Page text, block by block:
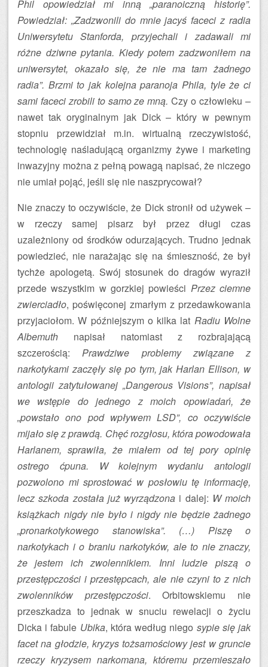
Phil opowiedział mi inną „paranoiczną historię”.
Powiedział: „Zadzwonili do mnie jacyś faceci z radia
Uniwersytetu Stanforda, przyjechali i zadawali mi
różne dziwne pytania. Kiedy potem zadzwoniłem na
uniwersytet, okazało się, że nie ma tam żadnego
radia”. Brzmi to jak kolejna paranoja Phila, tyle że ci
sami faceci zrobili to samo ze mną. Czy o człowieku –
nawet tak oryginalnym jak Dick – który w pewnym
stopniu przewidział m.in. wirtualną rzeczywistość,
technologię naśladującą organizmy żywe i marketing
inwazyjny można z pełną powagą napisać, że niczego
nie umiał pojąć, jeśli się nie naszprycował?
Nie znaczy to oczywiście, że Dick stronił od używek –
w rzeczy samej pisarz był przez długi czas
uzależniony od środków odurzających. Trudno jednak
powiedzieć, nie narażając się na śmieszność, że był
tychże apologetą. Swój stosunek do dragów wyraził
przede wszystkim w gorzkiej powieści Przez ciemne
zwierciadło, poświęconej zmarłym z przedawkowania
przyjaciołom. W późniejszym o kilka lat Radiu Wolne
Albemuth napisał natomiast z rozbrajającą
szczerością:Prawdziwe problemy związane z
narkotykami zaczęły się po tym, jak Harlan Ellison, w
antologii zatytułowanej „Dangerous Visions”, napisał
we wstępie do jednego z moich opowiadań, że
„powstało ono pod wpływem LSD”, co oczywiście
mijało się z prawdą. Chęć rozgłosu, która powodowała
Harlanem, sprawiła, że miałem od tej pory opinię
ostrego ćpuna. W kolejnym wydaniu antologii
pozwolono mi sprostować w posłowiu tę informację,
lecz szkoda została już wyrządzona i dalej: W moich
książkach nigdy nie było i nigdy nie będzie żadnego
„pronarkotykowego stanowiska”. (…) Piszę o
narkotykach i o braniu narkotyków, ale to nie znaczy,
że jestem ich zwolennikiem. Inni ludzie piszą o
przestępczości i przestępcach, ale nie czyni to z nich
zwolenników przestępczości. Orbitowskiemu nie
przeszkadza to jednak w snuciu rewelacji o życiu
Dicka i fabule Ubika, która według niego sypie się jak
facet na głodzie, kryzys tożsamościowy jest w gruncie
rzeczy kryzysem narkomana, któremu przemieszało